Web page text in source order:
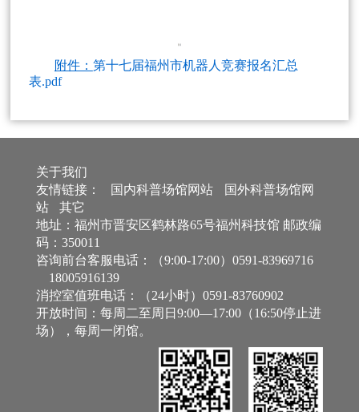
附件： 第十七届福州市机器人竞赛报名汇总
表.pdf
关于我们
友情链接：
国内科普场馆网站
国外科普场馆网
站
其它
地址：福州市晋安区鹤林路65号福州科技馆 邮政编
码：350011
咨询前台客服电话：（9:00-17:00）0591-83969716
18005916139
消控室值班电话：（24小时）0591-83760902
开放时间：每周二至周日9:00—17:00（16:50停止进
场），每周一闭馆。